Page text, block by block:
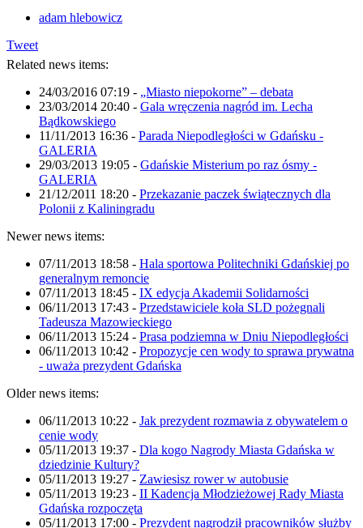
adam hlebowicz
Tweet
Related news items:
24/03/2016 07:19 - „Miasto niepokorne” – debata
23/03/2014 20:40 - Gala wręczenia nagród im. Lecha
Bądkowskiego
11/11/2013 16:36 - Parada Niepodległości w Gdańsku -
GALERIA
29/03/2013 19:05 - Gdańskie Misterium po raz ósmy -
GALERIA
21/12/2011 18:20 - Przekazanie paczek świątecznych dla
Polonii z Kaliningradu
Newer news items:
07/11/2013 18:58 - Hala sportowa Politechniki Gdańskiej po
generalnym remoncie
07/11/2013 18:45 - IX edycja Akademii Solidarności
06/11/2013 17:43 - Przedstawiciele koła SLD pożegnali
Tadeusza Mazowieckiego
06/11/2013 15:24 - Prasa podziemna w Dniu Niepodległości
06/11/2013 10:42 - Propozycje cen wody to sprawa prywatna
- uważa prezydent Gdańska
Older news items:
06/11/2013 10:22 - Jak prezydent rozmawia z obywatelem o
cenie wody
05/11/2013 19:37 - Dla kogo Nagrody Miasta Gdańska w
dziedzinie Kultury?
05/11/2013 19:27 - Zawiesisz rower w autobusie
05/11/2013 19:23 - II Kadencja Młodzieżowej Rady Miasta
Gdańska rozpoczęta
05/11/2013 17:00 - Prezydent nagrodził pracowników służby